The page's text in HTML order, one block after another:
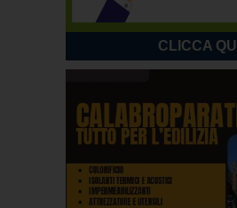
CLICCA QUI